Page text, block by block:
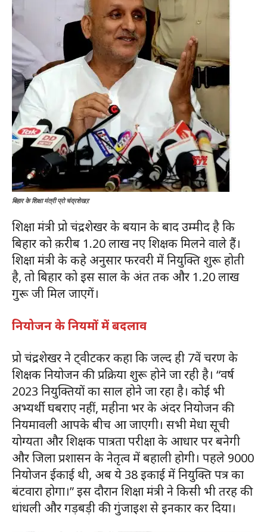
बिहार के शिक्षा मंत्री प्रो चंद्रशेखऱ
शिक्षा मंत्री प्रो चंद्रशेखर के बयान के बाद उम्मीद है कि
बिहार को क़रीब 1.20 लाख नए शिक्षक मिलने वाले हैं।
शिक्षा मंत्री के कहे अनुसार फरवरी में नियुक्ति शुरू होती
है, तो बिहार को इस साल के अंत तक और 1.20 लाख
गुरू जी मिल जाएगें।
नियोजन के नियमों में बदलाव
प्रो चंद्रशेखर ने ट्वीटकर कहा कि जल्द ही 7वें चरण के
शिक्षक नियोजन की प्रक्रिया शुरू होने जा रही है। “वर्ष
2023 नियुक्तियों का साल होने जा रहा है। कोई भी
अभ्यर्थी घबराए नहीं, महीना भर के अंदर नियोजन की
नियमावली आपके बीच आ जाएगी। सभी मेधा सूची
योग्यता और शिक्षक पात्रता परीक्षा के आधार पर बनेगी
और जिला प्रशासन के नेतृत्व में बहाली होगी। पहले 9000
नियोजन ईकाई थी, अब ये 38 इकाई में नियुक्ति पत्र का
बंटवारा होगा।” इस दौरान शिक्षा मंत्री ने किसी भी तरह की
धांधली और गड़बड़ी की गुंजाइश से इनकार कर दिया।